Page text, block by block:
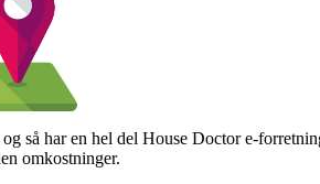
så har en hel del House Doctor e-
omkostninger.